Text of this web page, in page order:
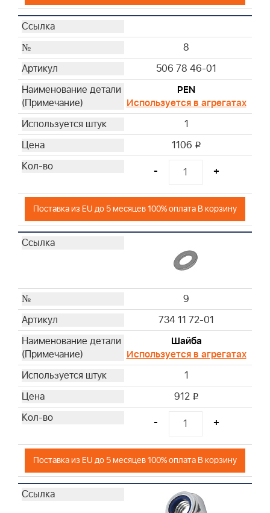
8
506 78 46-01
PEN
Используется в агрегатах
1
1106 i
- +
Поставка из EU до 5 месяцев 100% оплата В корзину
9
734 11 72-01
Шайба
Используется в агрегатах
1
912 i
- +
Поставка из EU до 5 месяцев 100% оплата В корзину